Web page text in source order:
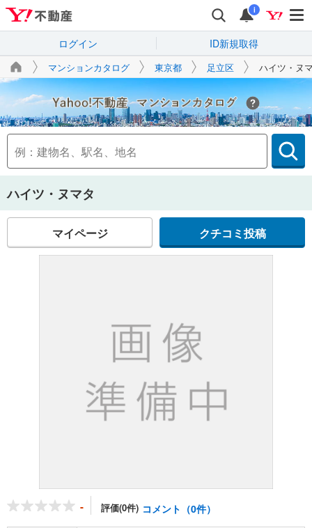
i
ログイン ID新規取得
マンションカタログ 東京都 足立区 ハイツ・ヌ
Yahoo!不動産
ハイツ・ヌマタ
マイページ クチコミ投稿
- 評価(0件) コメント（0件）